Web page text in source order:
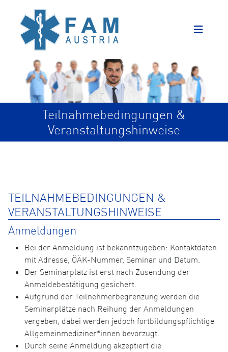
Teilnahmebedingungen &
Veranstaltungshinweise
TEILNAHMEBEDINGUNGEN &
VERANSTALTUNGSHINWEISE
Anmeldungen
Bei der Anmeldung ist bekanntzugeben: Kontaktdaten
mit Adresse, ÖÄK-Nummer, Seminar und Datum.
Der Seminarplatz ist erst nach Zusendung der
Anmeldebestätigung gesichert.
Aufgrund der Teilnehmerbegrenzung werden die
Seminarplätze nach Reihung der Anmeldungen
vergeben, dabei werden jedoch fortbildungspflichtige
Allgemeinmediziner*innen bevorzugt.
Durch seine Anmeldung akzeptiert die